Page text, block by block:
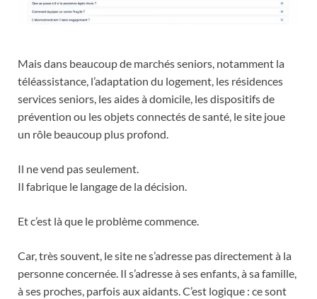
Mais dans beaucoup de marchés seniors, notamment la
téléassistance, l’adaptation du logement, les résidences
services seniors, les aides à domicile, les dispositifs de
prévention ou les objets connectés de santé, le site joue
un rôle beaucoup plus profond.
Il ne vend pas seulement.
Il fabrique le langage de la décision.
Et c’est là que le problème commence.
Car, très souvent, le site ne s’adresse pas directement à la
personne concernée. Il s’adresse à ses enfants, à sa famille,
à ses proches, parfois aux aidants. C’est logique : ce sont